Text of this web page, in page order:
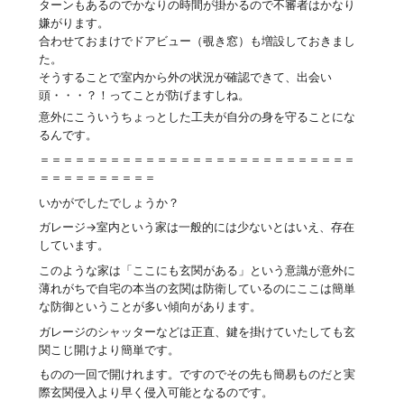
ターンもあるのでかなりの時間が掛かるので不審者はかなり
嫌がります。
合わせておまけでドアビュー（覗き窓）も増設しておきまし
た。
そうすることで室内から外の状況が確認できて、出会い
頭・・・？！ってことが防げますしね。
意外にこういうちょっとした工夫が自分の身を守ることにな
るんです。
＝＝＝＝＝＝＝＝＝＝＝＝＝＝＝＝＝＝＝＝＝＝＝＝＝＝＝
＝＝＝＝＝＝＝＝＝＝
いかがでしたでしょうか？
ガレージ→室内という家は一般的には少ないとはいえ、存在
しています。
このような家は「ここにも玄関がある」という意識が意外に
薄れがちで自宅の本当の玄関は防衛しているのにここは簡単
な防御ということが多い傾向があります。
ガレージのシャッターなどは正直、鍵を掛けていたしても玄
関こじ開けより簡単です。
ものの一回で開けれます。ですのでその先も簡易ものだと実
際玄関侵入より早く侵入可能となるのです。